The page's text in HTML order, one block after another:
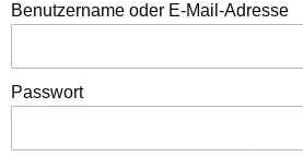
Benutzername oder E-Mail-Adresse
Passwort